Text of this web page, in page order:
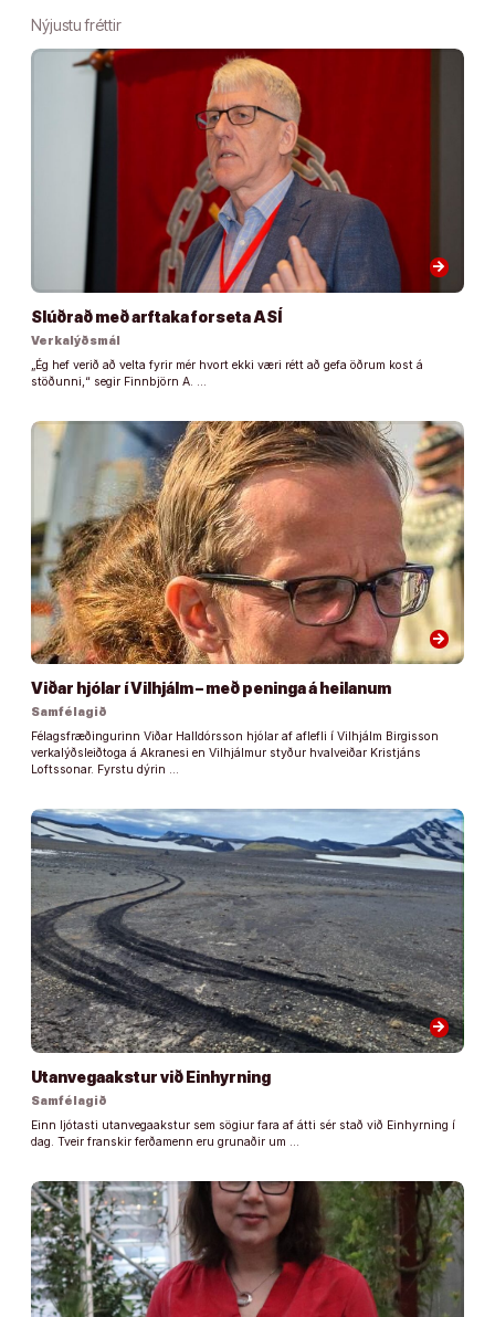
Nýjustu fréttir
arrow_forward
Slúðrað með arftaka forseta ASÍ
Verkalýðsmál
„Ég hef verið að velta fyrir mér hvort ekki væri rétt að gefa öðrum kost á
stöðunni,“ segir Finnbjörn A. …
arrow_forward
Viðar hjólar í Vilhjálm – með peninga á heilanum
Samfélagið
Félagsfræðingurinn Viðar Halldórsson hjólar af aflefli í Vilhjálm Birgisson
verkalýðsleiðtoga á Akranesi en Vilhjálmur styður hvalveiðar Kristjáns
Loftssonar. Fyrstu dýrin …
arrow_forward
Utanvegaakstur við Einhyrning
Samfélagið
Einn ljótasti utanvegaakstur sem sögiur fara af átti sér stað við Einhyrning í
dag. Tveir franskir ferðamenn eru grunaðir um …